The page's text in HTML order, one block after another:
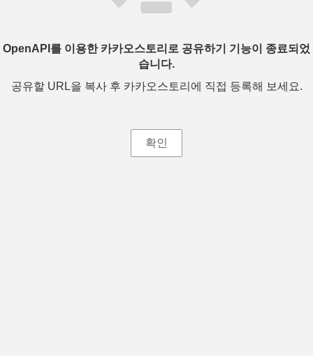
OpenAPI를 이용한 카카오스토리로 공유하기 기능이 종료되었
습니다.
공유할 URL을 복사 후 카카오스토리에 직접 등록해 보세요.
확인